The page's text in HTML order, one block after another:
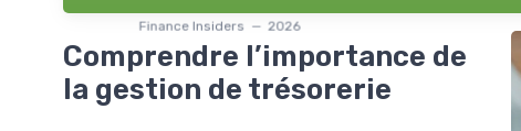
Finance Insiders — 2026
Comprendre l’importance de
la gestion de trésorerie